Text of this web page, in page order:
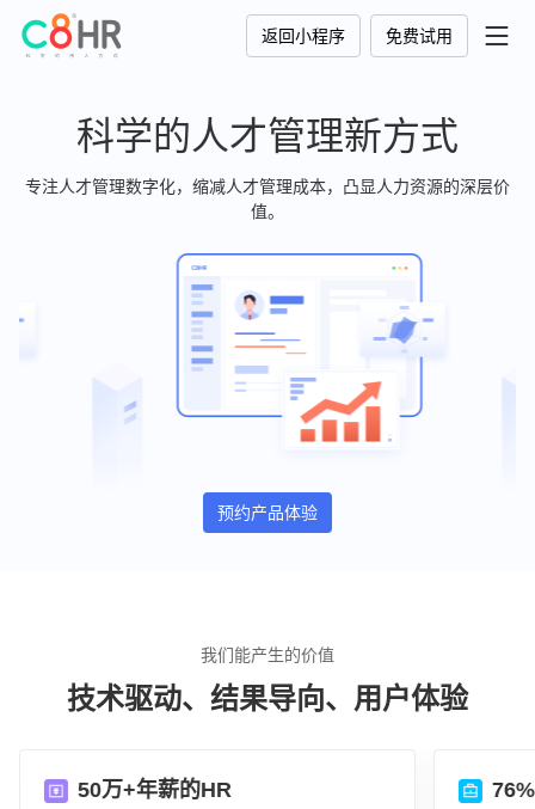
返回小程序 免费试用
科学的人才管理新方式
专注人才管理数字化，缩减人才管理成本，凸显人力资源的深层价
值。
预约产品体验
我们能产生的价值
技术驱动、结果导向、用户体验
50万+年薪的HR